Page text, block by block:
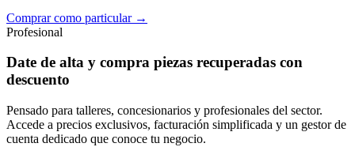
Comprar como particular →
Profesional
Date de alta y compra piezas recuperadas con
descuento
Pensado para talleres, concesionarios y profesionales del sector.
Accede a precios exclusivos, facturación simplificada y un gestor de
cuenta dedicado que conoce tu negocio.